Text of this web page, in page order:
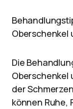
Oberschenkel
Die
Oberschenkel
der
können Ruhe,